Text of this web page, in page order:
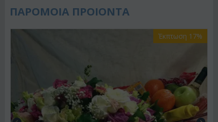
ΠΑΡΟΜΟΙΑ ΠΡΟΙΟΝΤΑ
Έκπτωση 17%